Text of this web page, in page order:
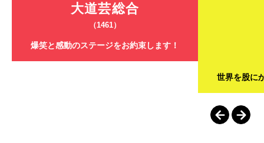
大道芸総合
（1461）
爆笑と感動のステージをお約束します！
世界を股に